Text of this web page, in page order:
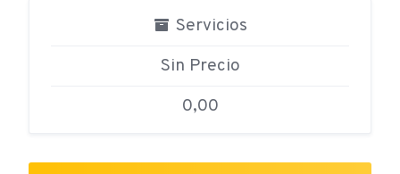
Servicios
Sin Precio
0,00